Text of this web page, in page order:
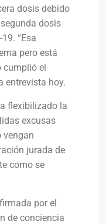
dosis debido
dosis
“Esa
pero está
cumplió el
entrevista hoy.
flexibilizado la
excusas
vengan
jurada de
como se
por el
de conciencia